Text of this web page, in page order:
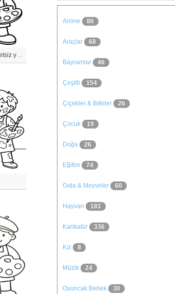
Görüntü Ressam ücretsiz yazdırılabilir
Anime 86
Araçlar 68
Bayramlar 46
Çeşitli 154
Çiçekler & Bitkiler 26
Çocuk 19
Doğa 26
Eğitim 74
Gıda & Meyveler 60
Hayvan 181
Karikatür 336
Kız 8
Müzik 24
Oyuncak Bebek 30